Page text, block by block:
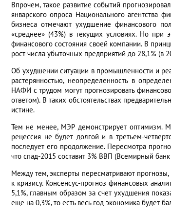
Впрочем, такое развитие событий
январского опроса Национального агентства
бизнеса отмечают ухудшение финансового
«среднее» (43%) в текущих условиях. Но при
финансового состояния своей компании. В
рост числа убыточных предприятий до 28,1% (в
Об ухудшении ситуации в промышленности и
растерянностью, неопределенность в
НАФИ с трудом могут прогнозировать
ответом). В таких обстоятельствах
истине.
Тем не менее, МЭР демонстрирует оптимизм.
рецессия не будет долгой и в третьем-
последует его продолжение. Пересмотра
что спад-2015 составит 3% ВВП (Всемирный
Между тем, эксперты пересматривают
к кризису. Консенсус-прогноз финансовых
5,1%, главным образом за счет ухудшения
еще на 0,3%, то есть весь год экономика будет